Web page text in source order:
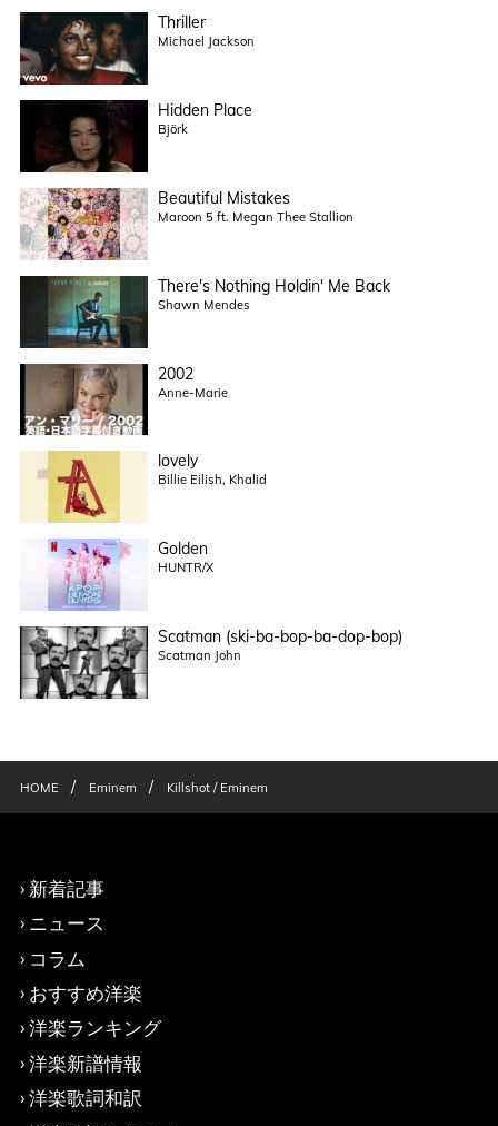
Thriller
Michael Jackson
Hidden Place
Björk
Beautiful Mistakes
Maroon 5 ft. Megan Thee Stallion
There's Nothing Holdin' Me Back
Shawn Mendes
2002
Anne-Marie
lovely
Billie Eilish, Khalid
Golden
HUNTR/X
Scatman (ski-ba-bop-ba-dop-bop)
Scatman John
HOME / Eminem / Killshot / Eminem
新着記事
ニュース
コラム
おすすめ洋楽
洋楽ランキング
洋楽新譜情報
洋楽歌詞和訳